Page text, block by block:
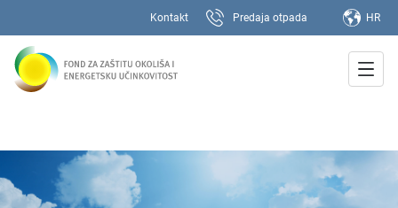
Kontakt Predaja otpada HR